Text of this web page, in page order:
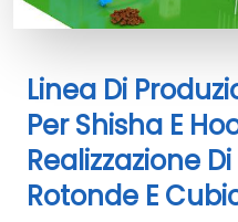
Linea Di
Per Shisha E
Realizzazione
Rotonde E